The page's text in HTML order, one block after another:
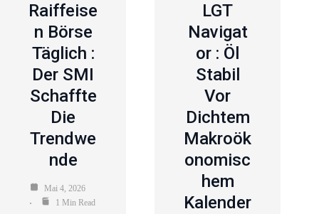
Raiffeise
N Börse
Täglich :
Der SMI
Schaffte
Die
Trendwe
Nde
Mai 4, 2026
1 Min Read
LGT
Navigat
Or : Öl
Stabil
Vor
Dichtem
Makroök
Onomisc
Hem
Kalender